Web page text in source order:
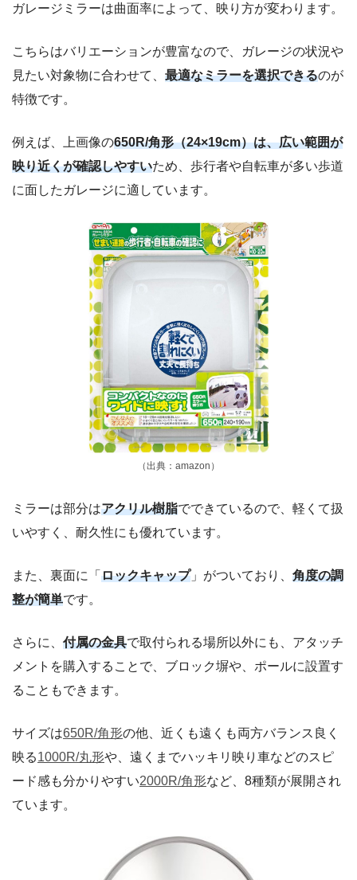
ガレージミラーは曲面率によって、映り方が変わります。
こちらはバリエーションが豊富なので、ガレージの状況や
見たい対象物に合わせて、 最適なミラーを選択できるのが
特徴です。
例えば、上画像の650R/角形（24×19cm）は、広い範囲が
映り近くが確認しやすいため、歩行者や自転車が多い歩道
に面したガレージに適しています。
（出典：amazon）
ミラーは部分はアクリル樹脂でできているので、軽くて扱
いやすく、耐久性にも優れています。
また、裏面に「 ロックキャップ」がついており、 角度の調
整が簡単です。
さらに、 付属の金具で取付られる場所以外にも、アタッチ
メントを購入することで、ブロック塀や、ポールに設置す
ることもできます。
サイズは650R/角形の他、近くも遠くも両方バランス良く
映る1000R/丸形や、遠くまでハッキリ映り車などのスピ
ード感も分かりやすい2000R/角形など、8種類が展開され
ています。